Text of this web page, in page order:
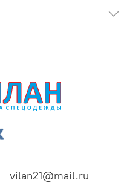
vilan21@mail.ru